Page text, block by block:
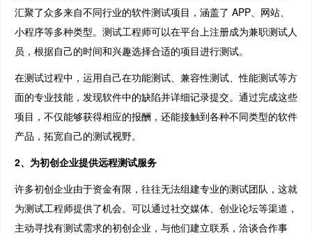
汇聚了众多来自不同行业的软件测试项目，涵盖了 APP、网站、
小程序等多种类型。测试工程师可以在平台上注册成为兼职测试人
员，根据自己的时间和兴趣选择合适的项目进行测试。
在测试过程中，运用自己在功能测试、兼容性测试、性能测试等方
面的专业技能，发现软件中的缺陷并详细记录提交。通过完成这些
项目，不仅能够获得相应的报酬，还能接触到各种不同类型的软件
产品，拓宽自己的测试视野。
2、为初创企业提供远程测试服务
许多初创企业由于资金有限，往往无法组建专业的测试团队，这就
为测试工程师提供了机会。可以通过社交媒体、创业论坛等渠道，
主动寻找有测试需求的初创企业，与他们建立联系，洽谈合作事